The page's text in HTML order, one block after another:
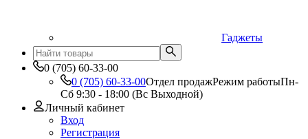
Гаджеты
0 (705) 60-33-00
0 (705) 60-33-00Отдел продажРежим работыПн-
Сб 9:30 - 18:00 (Вс Выходной)
Личный кабинет
Вход
Регистрация